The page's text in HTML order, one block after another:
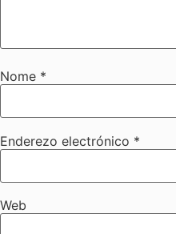
Nome *
Enderezo electrónico *
Web